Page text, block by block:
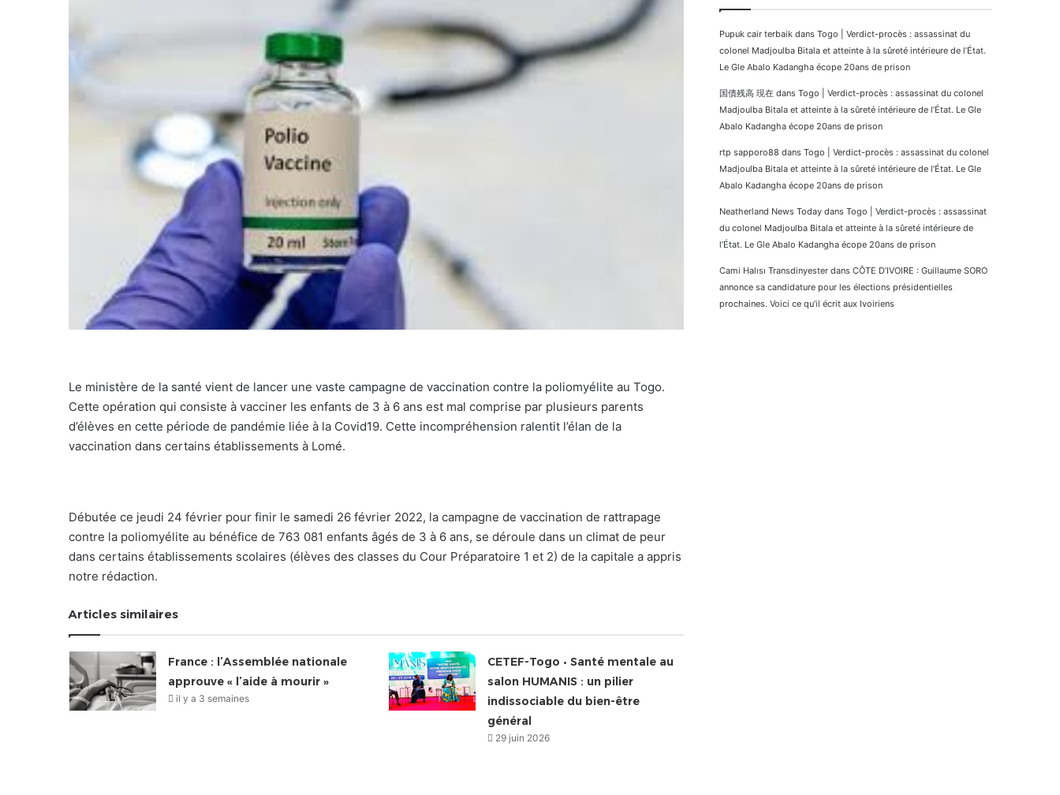
Le ministère de la santé vient de lancer une vaste campagne de vaccination contre la poliomyélite au Togo.
Cette opération qui consiste à vacciner les enfants de 3 à 6 ans est mal comprise par plusieurs parents
d’élèves en cette période de pandémie liée à la Covid19. Cette incompréhension ralentit l’élan de la
vaccination dans certains établissements à Lomé.
Débutée ce jeudi 24 février pour finir le samedi 26 février 2022, la campagne de vaccination de rattrapage
contre la poliomyélite au bénéfice de 763 081 enfants âgés de 3 à 6 ans, se déroule dans un climat de peur
dans certains établissements scolaires (élèves des classes du Cour Préparatoire 1 et 2) de la capitale a appris
notre rédaction.
Articles similaires
France : l’Assemblée nationale
approuve « l’aide à mourir »
il y a 3 semaines
CETEF-Togo • Santé mentale au
salon HUMANIS : un pilier
indissociable du bien-être
général
29 juin 2026
Pupuk cair terbaik dans Togo | Verdict-procès : assassinat du
colonel Madjoulba Bitala et atteinte à la sûreté intérieure de l’État.
Le Gle Abalo Kadangha écope 20ans de prison
国債残高 現在 dans Togo | Verdict-procès : assassinat du colonel
Madjoulba Bitala et atteinte à la sûreté intérieure de l’État. Le Gle
Abalo Kadangha écope 20ans de prison
rtp sapporo88 dans Togo | Verdict-procès : assassinat du colonel
Madjoulba Bitala et atteinte à la sûreté intérieure de l’État. Le Gle
Abalo Kadangha écope 20ans de prison
Neatherland News Today dans Togo | Verdict-procès : assassinat
du colonel Madjoulba Bitala et atteinte à la sûreté intérieure de
l’État. Le Gle Abalo Kadangha écope 20ans de prison
Cami Halısı Transdinyester dans CÔTE D’IVOIRE : Guillaume SORO
annonce sa candidature pour les élections présidentielles
prochaines. Voici ce qu’il écrit aux Ivoiriens